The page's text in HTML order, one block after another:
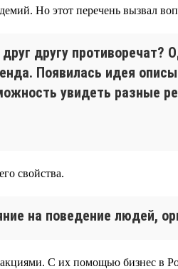
Но этот перечень вызвал
другу противоречат?
Появилась идея
увидеть разные
свойства.
на поведение людей,
С их помощью бизнес в